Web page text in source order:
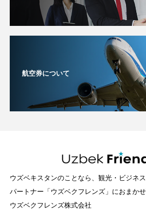
航空券について
ウズベキスタンのことなら、観光・ビジネ
パートナー「ウズベクフレンズ」におまかせ
ウズベクフレンズ株式会社